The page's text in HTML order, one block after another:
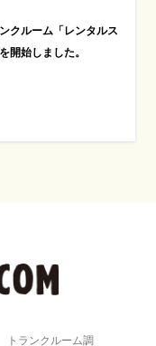
クルーム「レンタルス
開始しました。
トランクルーム調